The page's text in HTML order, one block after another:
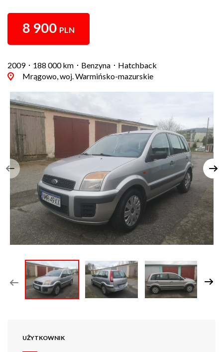
8 900 PLN
2009 188 000 km Benzyna
Hatchback
Mrągowo, woj. Warmińsko-mazurskie
UŻYTKOWNIK